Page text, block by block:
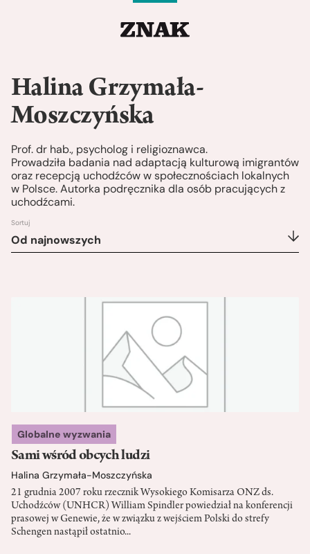
Halina Grzymała-
Moszczyńska
Prof. dr hab., psycholog i religioznawca.
Prowadziła badania nad adaptacją kulturową imigrantów
oraz recepcją uchodźców w społecznościach lokalnych
w Polsce. Autorka podręcznika dla osób pracujących z
uchodźcami.
Sortuj
Od najnowszych
Globalne wyzwania
Sami wśród obcych ludzi
Halina Grzymała-Moszczyńska
21 grudnia 2007 roku rzecznik Wysokiego Komisarza ONZ ds.
Uchodźców (UNHCR) William Spindler powiedział na konferencji
prasowej w Genewie, że w związku z wejściem Polski do strefy
Schengen nastąpił ostatnio...